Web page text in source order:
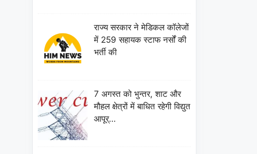
राज्य सरकार ने मेडिकल कॉलेजों
में 259 सहायक स्टाफ नर्सों की
भर्ती की
7 अगस्त को भुन्तर, शाट और
मौहल क्षेत्रों में बाधित रहेगी विद्युत
आपूर्…